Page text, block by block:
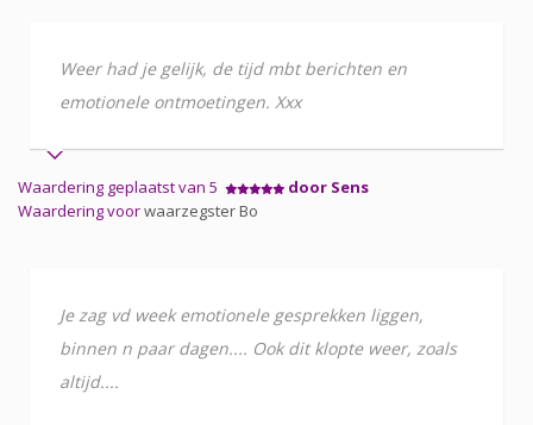
Weer had je gelijk, de tijd mbt berichten en
emotionele ontmoetingen. Xxx
Waardering geplaatst van 5
door Sens
Waardering voorwaarzegster Bo
Je zag vd week emotionele gesprekken liggen,
binnen n paar dagen.... Ook dit klopte weer, zoals
altijd....